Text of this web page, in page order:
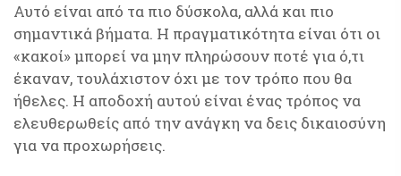
Αυτό είναι από τα πιο δύσκολα, αλλά και πιο
σημαντικά βήματα. Η πραγματικότητα είναι ότι οι
«κακοί» μπορεί να μην πληρώσουν ποτέ για ό,τι
έκαναν, τουλάχιστον όχι με τον τρόπο που θα
ήθελες. Η αποδοχή αυτού είναι ένας τρόπος να
ελευθερωθείς από την ανάγκη να δεις δικαιοσύνη
για να προχωρήσεις.